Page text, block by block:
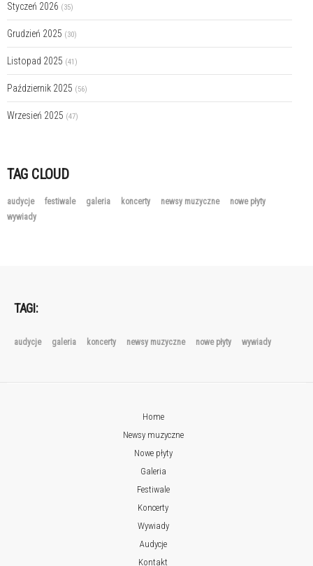
Styczeń 2026 (35)
Grudzień 2025 (30)
Listopad 2025 (41)
Październik 2025 (56)
Wrzesień 2025 (47)
TAG CLOUD
audycje festiwale galeria koncerty newsy muzyczne
nowe płyty
wywiady
TAGI:
audycje galeria koncerty newsy muzyczne nowe płyty wywiady
Home
Newsy muzyczne
Nowe płyty
Galeria
Festiwale
Koncerty
Wywiady
Audycje
Kontakt